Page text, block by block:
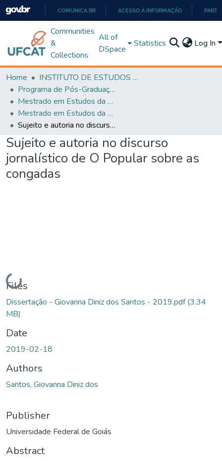
PARA
O
COMUNICA BR ACESSO À INFORMAÇÃO
Communities
&
Collections
All of
DSpace
Statistics Log In
Home
INSTITUTO DE ESTUDOS DA LINGUAGEM
Programa de Pós-Graduação em Estudos da Linguagem (PPGEL)
Mestrado em Estudos da Linguagem - PPGEL
Mestrado em Estudos da Linguagem - PPGEL
Sujeito e autoria no discurso jornalístico de O Popular sobre as congadas
Sujeito e autoria no discurso
jornalístico de O Popular sobre as
congadas
Loading...
Files
Dissertação - Giovanna Diniz dos Santos - 2019.pdf(3.34
MB)
Date
2019-02-18
Authors
Santos, Giovanna Diniz dos
Publisher
Universidade Federal de Goiás
Abstract